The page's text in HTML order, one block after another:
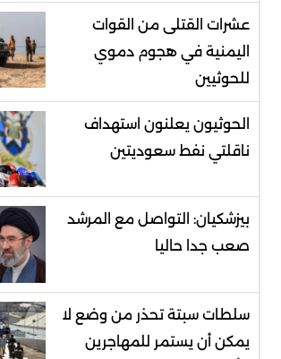
عشرات القتلى من القوات
اليمنية في هجوم دموي
للحوثيين
الحوثيون يعلنون استهداف
ناقلتي نفط سعوديتين
بيزشكيان: التواصل مع المرشد
صعب جدا حاليا
سلطات سبتة تحذر من وضع لا
يمكن أن يستمر للمهاجرين